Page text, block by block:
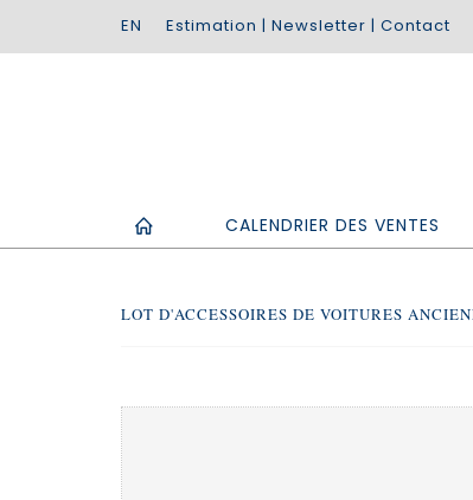
Estimation | Newsletter | Contact
CALENDRIER DES VENTES
LOT D'ACCESSOIRES DE VOITURES